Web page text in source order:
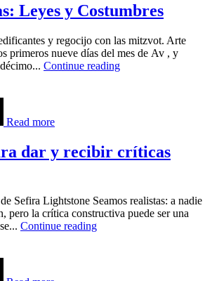
Leyes y Costumbres
y regocijo con las mitzvot. Arte
primeros nueve días del mes de Av , y
Continue reading
Read more
dar y recibir críticas
Sefira Lightstone Seamos realistas: a nadie
pero la crítica constructiva puede ser una
Continue reading